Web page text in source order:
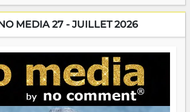
la nuit. En culture, les nouvelles sont
Aina Rasamoelina vient de décrocher le
Afrique. Miangaly Elia rafle le Prix
la torche. Alors oui, on pourrait
et rentrer chez soi satisfait. Mais ce
d'une chose essentielle. La fougue, ça
ça brûle vite. Une flamme sans
autant qu'elle peut consumer. C'est
entrent en scène — pas pour reprendre le
MEDIA 27 - JUILLET 2026